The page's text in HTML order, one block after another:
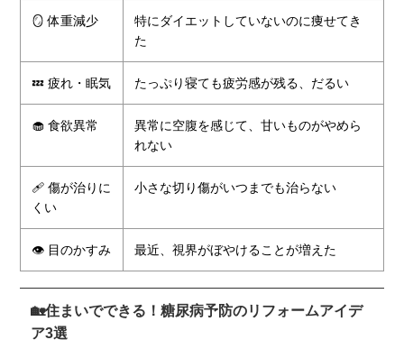
🪞 体重減少
特にダイエットしていないのに痩せてき
た
💤 疲れ・眠気 たっぷり寝ても疲労感が残る、だるい
🧁 食欲異常
異常に空腹を感じて、甘いものがやめら
れない
🩹 傷が治りに
くい
小さな切り傷がいつまでも治らない
👁 目のかすみ 最近、視界がぼやけることが増えた
🏡住まいでできる！糖尿病予防のリフォームアイデ
ア3選